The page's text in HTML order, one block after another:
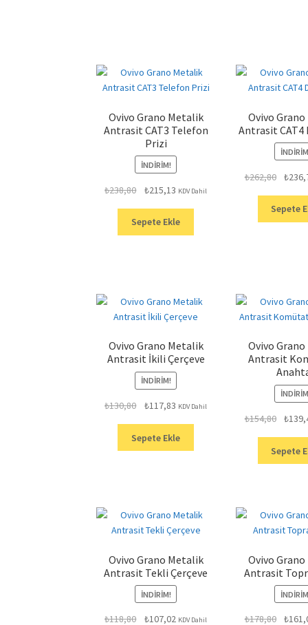
Ovivo Grano Metalik
Antrasit CAT3 Telefon
Prizi
İNDIRIM!
₺238,80
Orijinal
₺238,80.
₺215,13 Şu
fiyat:
₺215,13.
KDV Dahil
Sepete Ekle
Ovivo
Antrasit CAT4
₺262,80
Orijinal
₺
Sepete
Ovivo Grano Metalik
Antrasit İkili Çerçeve
İNDIRIM!
₺130,80
Orijinal
₺130,80.
₺117,83 Şu
fiyat:
₺117,83.
KDV Dahil
Sepete Ekle
Ovivo
Antrasit
₺154,80
Orijinal
₺
Sepete
Ovivo Grano Metalik
Antrasit Tekli Çerçeve
İNDIRIM!
₺118,80
Orijinal
₺107,02 Şu
KDV Dahil
Ovivo
Antrasit
₺178,80
Orijinal
₺